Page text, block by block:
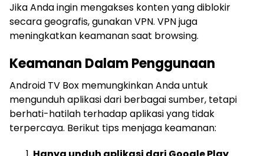
Jika Anda ingin mengakses konten yang diblokir
secara geografis, gunakan VPN. VPN juga
meningkatkan keamanan saat browsing.
Keamanan Dalam Penggunaan
Android TV Box memungkinkan Anda untuk
mengunduh aplikasi dari berbagai sumber, tetapi
berhati-hatilah terhadap aplikasi yang tidak
terpercaya. Berikut tips menjaga keamanan: